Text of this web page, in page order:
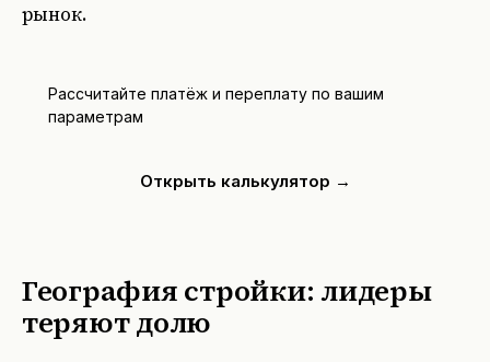
рынок.
Рассчитайте платёж и переплату по вашим
параметрам
Открыть калькулятор →
География стройки: лидеры
теряют долю